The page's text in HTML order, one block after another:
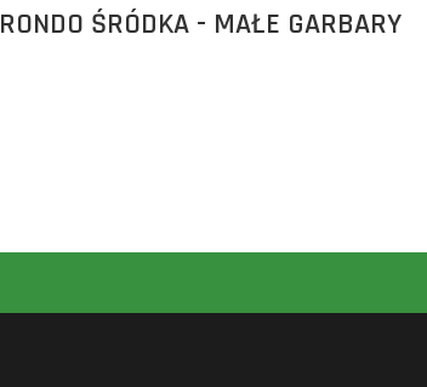
RONDO ŚRÓDKA - MAŁE GARBARY